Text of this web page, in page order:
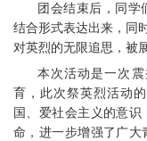
团会结束后，同学
结合形式表达出来，同
对英烈的无限追思，被
本次活动是一次
育，此次祭英烈活动
国、爱社会主义的意
命，进一步增强了广大